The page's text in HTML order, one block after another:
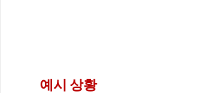
예시 상황